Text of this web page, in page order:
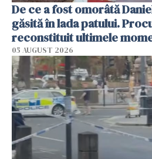
De ce a fost omorâtă
găsită în lada patului.
reconstituit ultimele
05 AUGUST 2026